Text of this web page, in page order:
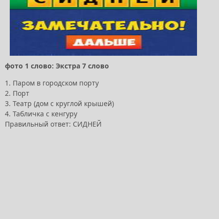
фото 1 слово: Экстра 7 слово
1. Паром в городском порту
2. Порт
3. Театр (дом с круглой крышей)
4. Табличка с кенгуру
Правильный ответ: СИДНЕЙ